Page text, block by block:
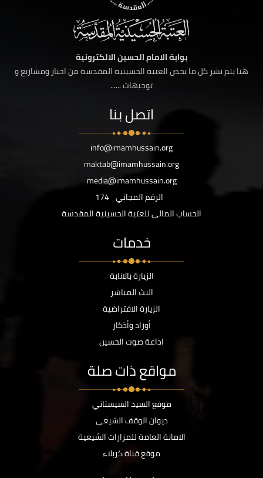
بوابة الامام الحسين الالكترونية
هنا يتم نشر كل ما يخص العتبة الحسينية المقدسة من اخبار ومشاريع و
توجيهات ......
اتصل بنا
info@imamhussain.org
maktab@imamhussain.org
media@imamhussain.org
الرقم المجاني 174
الحساب المالي للعتبة الحسينية المقدسة
خدمات
الزيارة بالانابة
البث المباشر
الزيارة الافتراضية
أوراد وأذكار
اذاعة صوت الحسين
مواقع ذات صلة
موقع السيد السيستاني
ديوان الوقف الشيعي
الامانة العامة للمزارات الشيعية
موقع قناة كربلاء